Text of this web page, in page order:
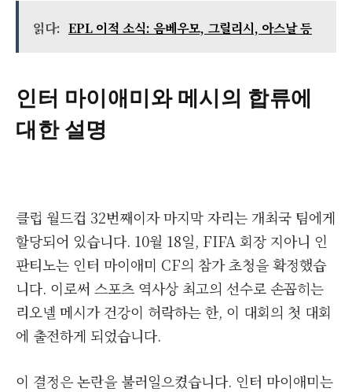
읽다: EPL 이적 소식: 음베우모, 그릴리시, 아스날 등
인터 마이애미와 메시의 합류에
대한 설명
클럽 월드컵 32번째이자 마지막 자리는 개최국 팀에게
할당되어 있습니다. 10월 18일, FIFA 회장 지아니 인
판티노는 인터 마이애미 CF의 참가 초청을 확정했습
니다. 이로써 스포츠 역사상 최고의 선수로 손꼽히는
리오넬 메시가 건강이 허락하는 한, 이 대회의 첫 대회
에 출전하게 되었습니다.
이 결정은 논란을 불러일으켰습니다. 인터 마이애미는